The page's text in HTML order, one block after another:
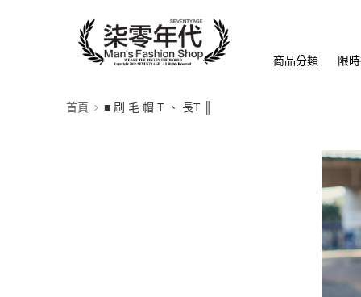
商品分類 限
首頁 ■ 刷 毛 帽 T 、 長T ║